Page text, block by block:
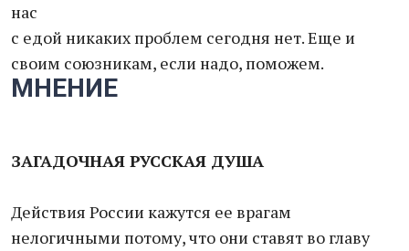
нас
с едой никаких проблем сегодня нет. Еще и
своим союзникам, если надо, поможем.
МНЕНИЕ
ЗАГАДОЧНАЯ РУССКАЯ ДУША
Действия России кажутся ее врагам
нелогичными потому, что они ставят во главу